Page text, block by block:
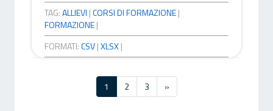
TAG:ALLIEVI |CORSI DI FORMAZIONE|
FORMAZIONE|
FORMATI:CSV|XLSX|
1 2 3 »